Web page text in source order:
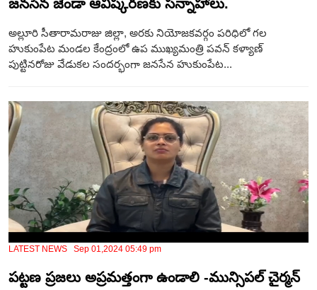
జనసేన జెండా ఆవిష్కరణకు సన్నాహాలు.
అల్లూరి సీతారామరాజు జిల్లా, అరకు నియోజకవర్గం పరిధిలో గల
హుకుంపేట మండల కేంద్రంలో ఉప ముఖ్యమంత్రి పవన్ కళ్యాణ్
పుట్టినరోజు వేడుకల సందర్భంగా జనసేన హుకుంపేట...
LATEST NEWS Sep 01,2024 05:49 pm
పట్టణ ప్రజలు అప్రమత్తంగా ఉండాలి -మున్సిపల్ చైర్మన్